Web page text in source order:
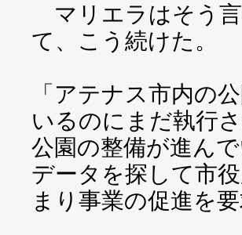
マリエラはそう
て、こう続けた。
「アテナス市内の
いるのにまだ執行
公園の整備が進ん
データを探して市
まり事業の促進を